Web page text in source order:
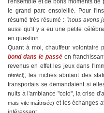
le grand parc ensoleillé. Pour
résumé très résumé : "nous avons
aussi qu'il y a eu une petite
en question.
Quant à moi, chauffeur volontaire
bond dans le passé en
revenus en effet les jeux dans
rétréci)
, les niches abritant des
transportais se demandaient si
nuits à l'ambiance "colo", la crise
mais vite maîtrisée) et les échanges